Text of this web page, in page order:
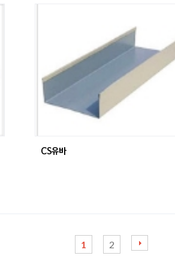
CS유바
1 2